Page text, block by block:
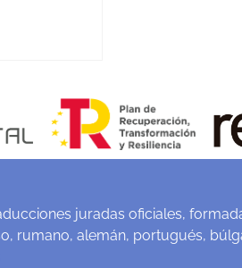
juradas oficiales,
rumano, alemán, portugués,